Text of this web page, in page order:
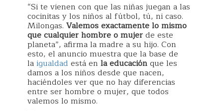
“Si te vienen con que las niñas juegan a las
cocinitas y los niños al fútbol, tú, ni caso.
Milongas. Valemos exactamente lo mismo
que cualquier hombre o mujerde este
planeta”, afirma la madre a su hijo. Con
esto, el anuncio muestra que la base de
laigualdad está en la educaciónque les
damos a los niños desde que nacen,
haciéndoles ver que no hay diferencias
entre ser hombre o mujer, que todos
valemos lo mismo.